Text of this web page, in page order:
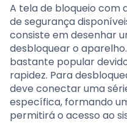
A tela de bloqueio com
de segurança
consiste em desenhar
desbloquear o
bastante popular
rapidez. Para
deve conectar uma
específica, formando
permitirá o acesso ao